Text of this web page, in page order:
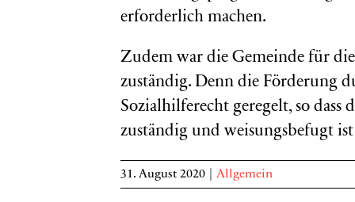
erforderlich machen.
Zudem war die Gemeinde für
zuständig. Denn die Förderung
Sozialhilferecht geregelt, so
zuständig und weisungsbefugt
31. August 2020 Allgemein